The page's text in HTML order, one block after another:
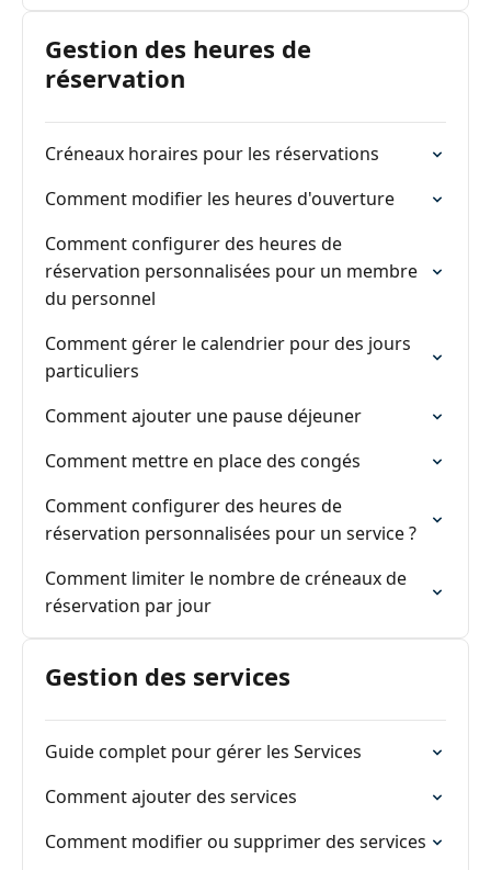
Gestion des heures de
réservation
Créneaux horaires pour les réservations
Comment modifier les heures d'ouverture
Comment configurer des heures de
réservation personnalisées pour un membre
du personnel
Comment gérer le calendrier pour des jours
particuliers
Comment ajouter une pause déjeuner
Comment mettre en place des congés
Comment configurer des heures de
réservation personnalisées pour un service ?
Comment limiter le nombre de créneaux de
réservation par jour
Gestion des services
Guide complet pour gérer les Services
Comment ajouter des services
Comment modifier ou supprimer des services